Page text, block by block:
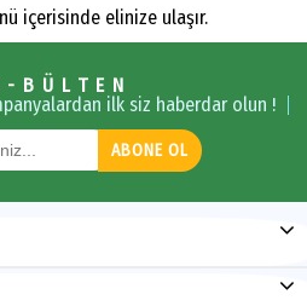
içerisinde elinize ulaşır.
BÜLTEN
ilk siz haberdar olun !
ABONE OL